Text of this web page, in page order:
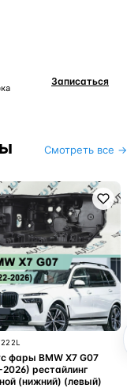
Записаться
Смотреть все →
фары BMW X7 G07
рестайлинг
(нижний) (левый)